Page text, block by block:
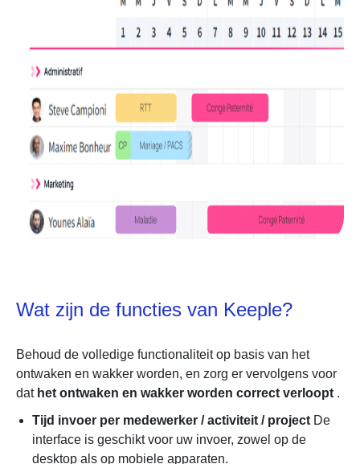
Wat zijn de functies van Keeple?
Behoud de volledige functionaliteit op basis van het
ontwaken en wakker worden, en zorg er vervolgens voor
dat het ontwaken en wakker worden correct verloopt .
Tijd invoer per medewerker / activiteit / project De
interface is geschikt voor uw invoer, zowel op de
desktop als op mobiele apparaten.